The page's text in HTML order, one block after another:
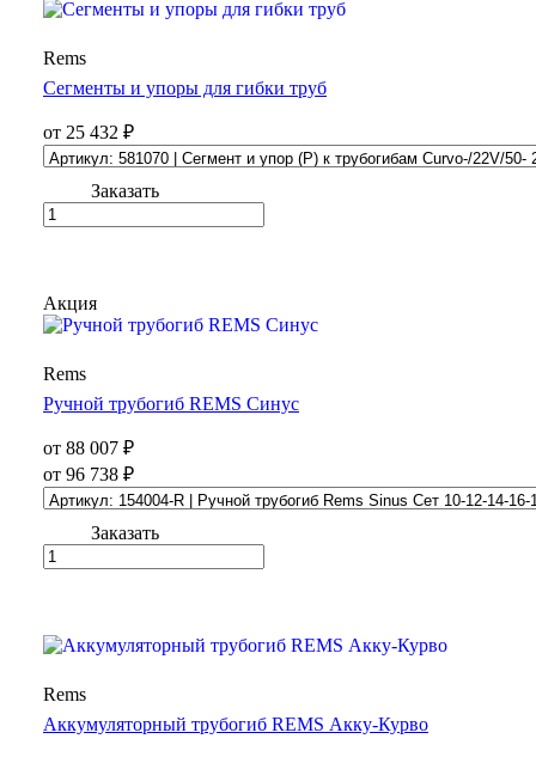
Rems
Сегменты и упоры для гибки труб
от 25 432 ₽
Заказать
Акция
Rems
Ручной трубогиб REMS Синус
от 88 007 ₽
от 96 738 ₽
Заказать
Rems
Аккумуляторный трубогиб REMS Акку-Курво